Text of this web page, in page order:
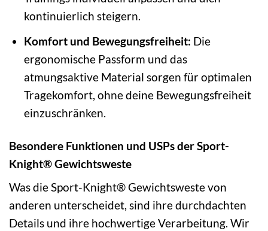
kontinuierlich steigern.
Komfort und Bewegungsfreiheit: Die
ergonomische Passform und das
atmungsaktive Material sorgen für optimalen
Tragekomfort, ohne deine Bewegungsfreiheit
einzuschränken.
Besondere Funktionen und USPs der Sport-
Knight® Gewichtsweste
Was die Sport-Knight® Gewichtsweste von
anderen unterscheidet, sind ihre durchdachten
Details und ihre hochwertige Verarbeitung. Wir